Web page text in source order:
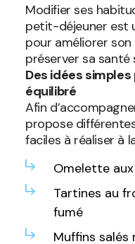
Modifier ses
petit-déjeuner est
pour améliorer
préserver sa santé
Des idées
équilibré
Afin
propose
faciles à réaliser à
Omelette
Tartines au
fumé
Muffins salés